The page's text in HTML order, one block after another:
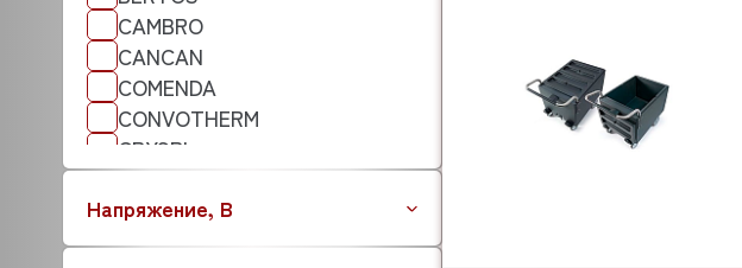
CAMBRO
CANCAN
COMENDA
CONVOTHERM
CRYSPI
CUPPONE
DANUBE
DIHR
Напряжение, В